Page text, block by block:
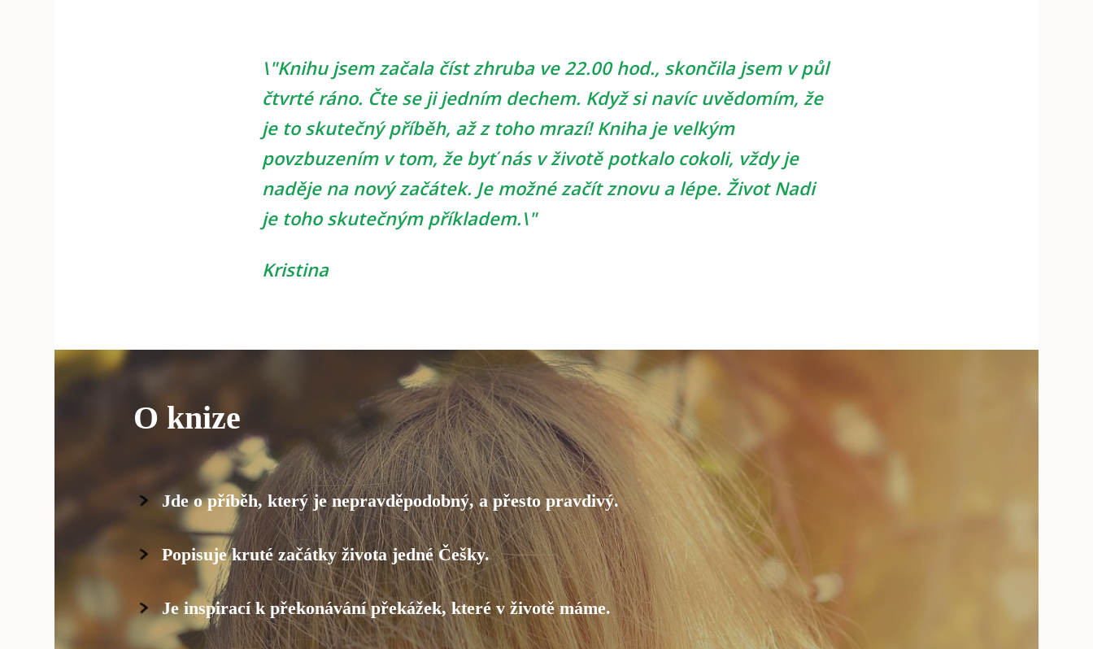
\"Knihu jsem začala číst zhruba ve 22.00 hod., skončila jsem v půl
čtvrté ráno. Čte se ji jedním dechem. Když si navíc uvědomím, že
je to skutečný příběh, až z toho mrazí! Kniha je velkým
povzbuzením v tom, že byť nás v životě potkalo cokoli, vždy je
naděje na nový začátek. Je možné začít znovu a lépe. Život Nadi
je toho skutečným příkladem.\"
Kristina
O knize
Jde o příběh, který je nepravděpodobný, a přesto pravdivý.
Popisuje kruté začátky života jedné Češky.
Je inspirací k překonávání překážek, které v životě máme.